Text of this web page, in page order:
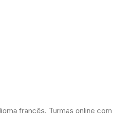
francês. Turmas online com